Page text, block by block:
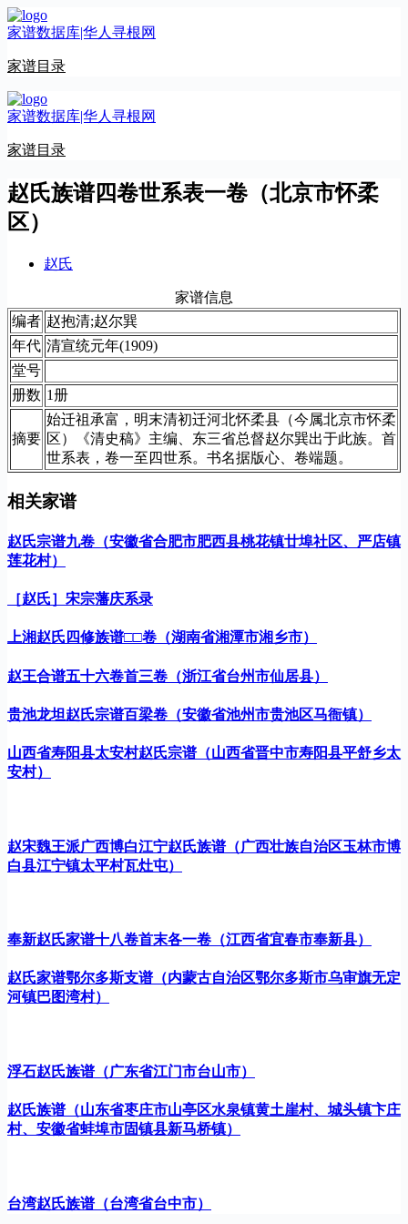
跳
至
容
家谱数据库|华人寻根网
家谱目录
家谱数据库|华人寻根网
家谱目录
赵氏族谱四卷世系表一卷（北京市怀柔
区）
赵氏
家谱信息
编者 赵抱清;赵尔巽
年代 清宣统元年(1909)
堂号
册数 1册
摘要
始迁祖承富，明末清初迁河北怀柔县（今属北京市怀柔
区）《清史稿》主编、东三省总督赵尔巽出于此族。首
世系表，卷一至四世系。书名据版心、卷端题。
相关家谱
赵氏宗谱九卷（安徽省合肥市肥西县桃花镇廿埠社区、严店镇
莲花村）
［赵氏］宋宗藩庆系录
上湘赵氏四修族谱□□卷（湖南省湘潭市湘乡市）
赵王合谱五十六卷首三卷（浙江省台州市仙居县）
贵池龙坦赵氏宗谱百梁卷（安徽省池州市贵池区马衙镇）
山西省寿阳县太安村赵氏宗谱（山西省晋中市寿阳县平舒乡太
安村）
赵宋魏王派广西博白江宁赵氏族谱（广西壮族自治区玉林市博
白县江宁镇太平村瓦灶屯）
奉新赵氏家谱十八卷首末各一卷（江西省宜春市奉新县）
赵氏家谱鄂尔多斯支谱（内蒙古自治区鄂尔多斯市乌审旗无定
河镇巴图湾村）
浮石赵氏族谱（广东省江门市台山市）
赵氏族谱（山东省枣庄市山亭区水泉镇黄土崖村、城头镇卞庄
村、安徽省蚌埠市固镇县新马桥镇）
台湾赵氏族谱（台湾省台中市）